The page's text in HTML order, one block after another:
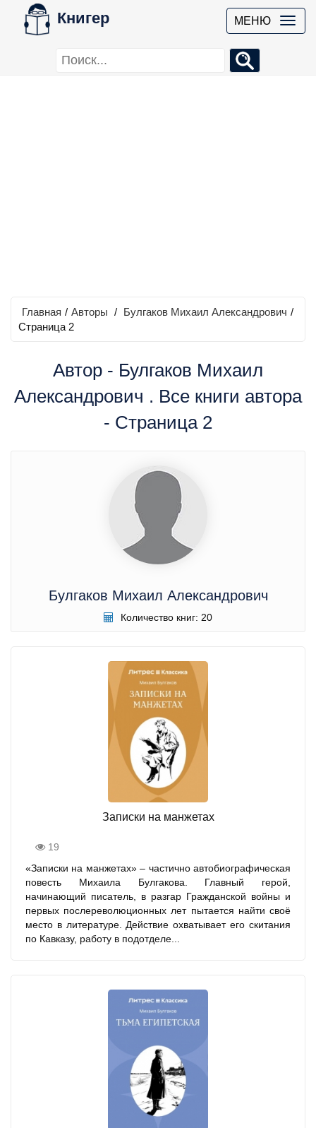
Книгер МЕНЮ
Главная / Авторы / Булгаков Михаил Александрович /
Страница 2
Автор - Булгаков Михаил
Александрович . Все книги автора
- Страница 2
Булгаков Михаил Александрович
Количество книг: 20
Записки на манжетах
19
«Записки на манжетах» – частично автобиографическая
повесть Михаила Булгакова. Главный герой,
начинающий писатель, в разгар Гражданской войны и
первых послереволюционных лет пытается найти своё
место в литературе. Действие охватывает его скитания
по Кавказу, работу в подотделе...